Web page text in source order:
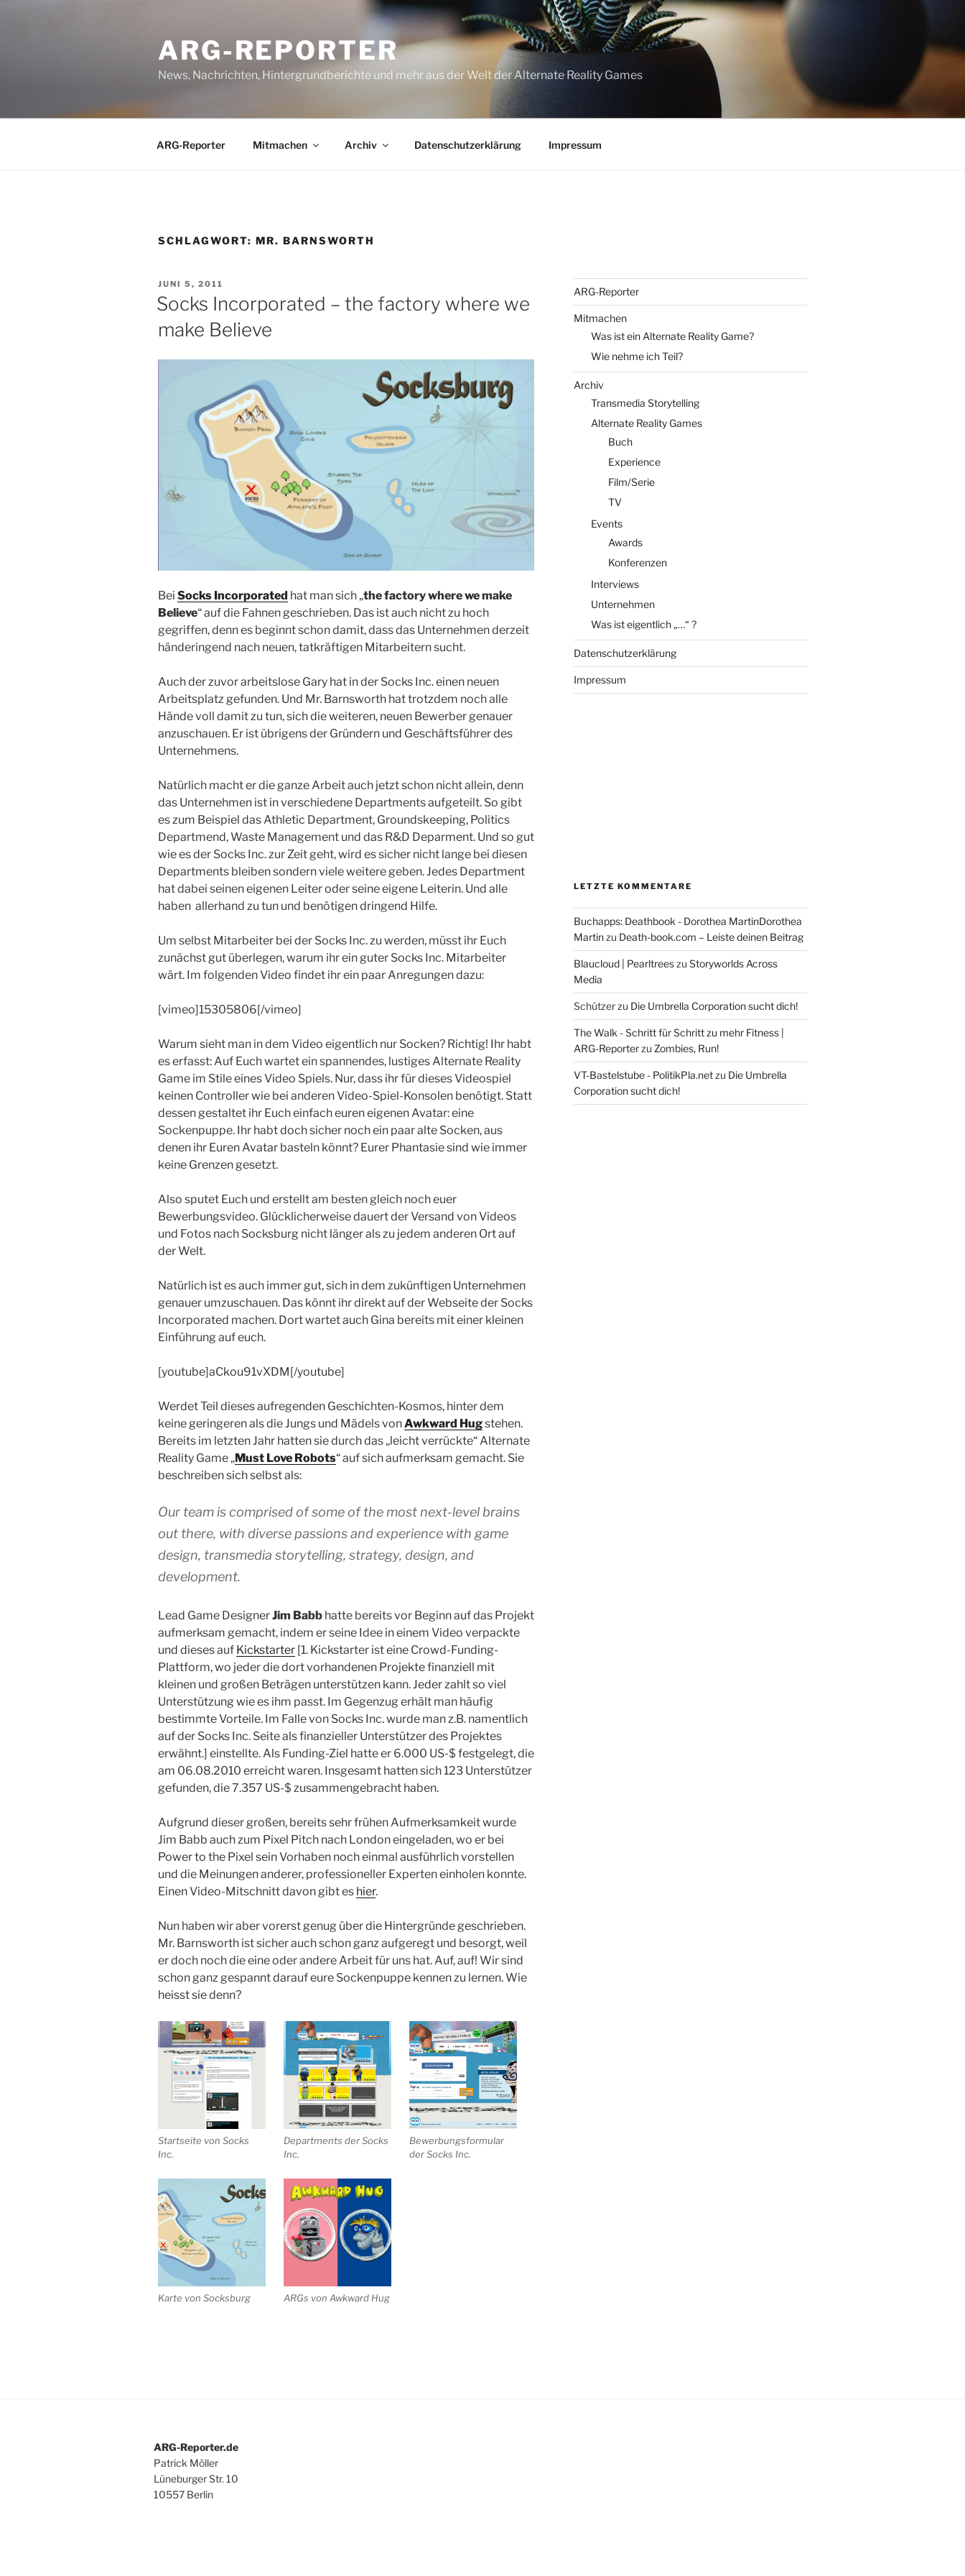
ARG-REPORTER
News, Nachrichten, Hintergrundberichte und mehr aus der Welt der Alternate Reality Games
ARG-Reporter Mitmachen Archiv Datenschutzerklärung Impressum
SCHLAGWORT: MR. BARNSWORTH
VERÖFFENTLICHT
AM
JUNI 5, 2011
Socks Incorporated – the factory where we
make Believe
Bei Socks Incorporated hat man sich „the factory where we make
Believe“ auf die Fahnen geschrieben. Das ist auch nicht zu hoch
gegriffen, denn es beginnt schon damit, dass das Unternehmen derzeit
händeringend nach neuen, tatkräftigen Mitarbeitern sucht.
Auch der zuvor arbeitslose Gary hat in der Socks Inc. einen neuen
Arbeitsplatz gefunden. Und Mr. Barnsworth hat trotzdem noch alle
Hände voll damit zu tun, sich die weiteren, neuen Bewerber genauer
anzuschauen. Er ist übrigens der Gründern und Geschäftsführer des
Unternehmens.
Natürlich macht er die ganze Arbeit auch jetzt schon nicht allein, denn
das Unternehmen ist in verschiedene Departments aufgeteilt. So gibt
es zum Beispiel das Athletic Department, Groundskeeping, Politics
Departmend, Waste Management und das R&D Deparment. Und so gut
wie es der Socks Inc. zur Zeit geht, wird es sicher nicht lange bei diesen
Departments bleiben sondern viele weitere geben. Jedes Department
hat dabei seinen eigenen Leiter oder seine eigene Leiterin. Und alle
haben allerhand zu tun und benötigen dringend Hilfe.
Um selbst Mitarbeiter bei der Socks Inc. zu werden, müsst ihr Euch
zunächst gut überlegen, warum ihr ein guter Socks Inc. Mitarbeiter
wärt. Im folgenden Video findet ihr ein paar Anregungen dazu:
[vimeo]15305806[/vimeo]
Warum sieht man in dem Video eigentlich nur Socken? Richtig! Ihr habt
es erfasst: Auf Euch wartet ein spannendes, lustiges Alternate Reality
Game im Stile eines Video Spiels. Nur, dass ihr für dieses Videospiel
keinen Controller wie bei anderen Video-Spiel-Konsolen benötigt. Statt
dessen gestaltet ihr Euch einfach euren eigenen Avatar: eine
Sockenpuppe. Ihr habt doch sicher noch ein paar alte Socken, aus
denen ihr Euren Avatar basteln könnt? Eurer Phantasie sind wie immer
keine Grenzen gesetzt.
Also sputet Euch und erstellt am besten gleich noch euer
Bewerbungsvideo. Glücklicherweise dauert der Versand von Videos
und Fotos nach Socksburg nicht länger als zu jedem anderen Ort auf
der Welt.
Natürlich ist es auch immer gut, sich in dem zukünftigen Unternehmen
genauer umzuschauen. Das könnt ihr direkt auf der Webseite der Socks
Incorporated machen. Dort wartet auch Gina bereits mit einer kleinen
Einführung auf euch.
[youtube]aCkou91vXDM[/youtube]
Werdet Teil dieses aufregenden Geschichten-Kosmos, hinter dem
keine geringeren als die Jungs und Mädels vonAwkward Hugstehen.
Bereits im letzten Jahr hatten sie durch das „leicht verrückte“ Alternate
Reality Game „Must Love Robots“ auf sich aufmerksam gemacht. Sie
beschreiben sich selbst als:
Our team is comprised of some of the most next-level brains
out there, with diverse passions and experience with game
design, transmedia storytelling, strategy, design, and
development.
Lead Game DesignerJim Babb hatte bereits vor Beginn auf das Projekt
aufmerksam gemacht, indem er seine Idee in einem Video verpackte
und dieses auf Kickstarter [1. Kickstarter ist eine Crowd-Funding-
Plattform, wo jeder die dort vorhandenen Projekte finanziell mit
kleinen und großen Beträgen unterstützen kann. Jeder zahlt so viel
Unterstützung wie es ihm passt. Im Gegenzug erhält man häufig
bestimmte Vorteile. Im Falle von Socks Inc. wurde man z.B. namentlich
auf der Socks Inc. Seite als finanzieller Unterstützer des Projektes
erwähnt.] einstellte. Als Funding-Ziel hatte er 6.000 US-$ festgelegt, die
am 06.08.2010 erreicht waren. Insgesamt hatten sich 123 Unterstützer
gefunden, die 7.357 US-$ zusammengebracht haben.
Aufgrund dieser großen, bereits sehr frühen Aufmerksamkeit wurde
Jim Babb auch zum Pixel Pitch nach London eingeladen, wo er bei
Power to the Pixel sein Vorhaben noch einmal ausführlich vorstellen
und die Meinungen anderer, professioneller Experten einholen konnte.
Einen Video-Mitschnitt davon gibt es hier.
Nun haben wir aber vorerst genug über die Hintergründe geschrieben.
Mr. Barnsworth ist sicher auch schon ganz aufgeregt und besorgt, weil
er doch noch die eine oder andere Arbeit für uns hat. Auf, auf! Wir sind
schon ganz gespannt darauf eure Sockenpuppe kennen zu lernen. Wie
heisst sie denn?
Startseite von Socks
Inc.
Departments der Socks
Inc.
Bewerbungsformular
der Socks Inc.
Karte von Socksburg ARGs von Awkward Hug
ARG-Reporter
Mitmachen
Was ist ein Alternate Reality Game?
Wie nehme ich Teil?
Archiv
Transmedia Storytelling
Alternate Reality Games
Buch
Experience
Film/Serie
TV
Events
Awards
Konferenzen
Interviews
Unternehmen
Was ist eigentlich „…“ ?
Datenschutzerklärung
Impressum
LETZTE KOMMENTARE
Buchapps: Deathbook - Dorothea MartinDorothea
Martinzu Death-book.com – Leiste deinen Beitrag
Blaucloud | Pearltreeszu Storyworlds Across
Media
Schützerzu Die Umbrella Corporation sucht dich!
The Walk - Schritt für Schritt zu mehr Fitness |
ARG-Reporterzu Zombies, Run!
VT-Bastelstube - PolitikPla.netzu Die Umbrella
Corporation sucht dich!
ARG-Reporter.de
Patrick Möller
Lüneburger Str. 10
10557 Berlin